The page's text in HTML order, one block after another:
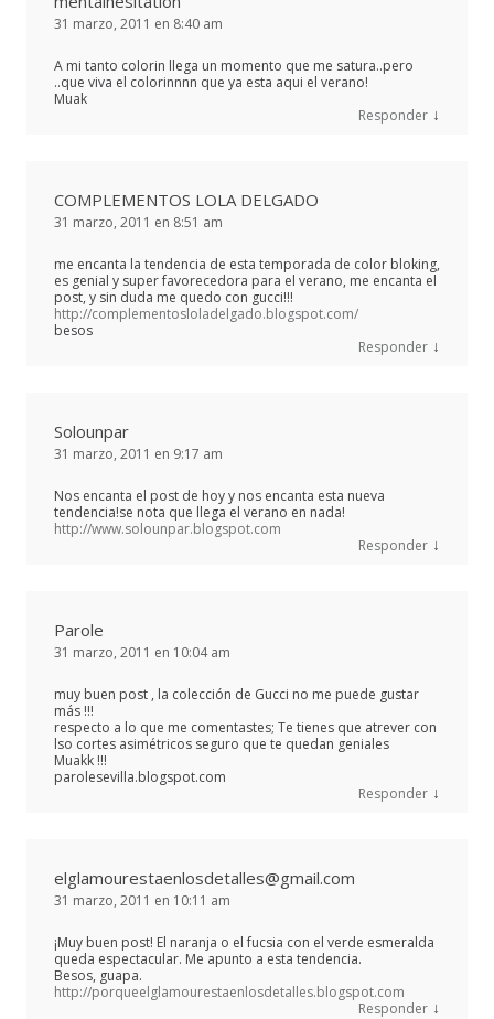
31 marzo, 2011 en 8:40 am
A mi tanto colorin llega un momento que me satura..pero
..que viva el colorinnnn que ya esta aqui el verano!
Muak
Responder ↓
COMPLEMENTOS LOLA DELGADO
31 marzo, 2011 en 8:51 am
me encanta la tendencia de esta temporada de color bloking,
es genial y super favorecedora para el verano, me encanta el
post, y sin duda me quedo con gucci!!!
http://complementosloladelgado.blogspot.com/
besos
Responder ↓
Solounpar
31 marzo, 2011 en 9:17 am
Nos encanta el post de hoy y nos encanta esta nueva
tendencia!se nota que llega el verano en nada!
http://www.solounpar.blogspot.com
Responder ↓
Parole
31 marzo, 2011 en 10:04 am
muy buen post , la colección de Gucci no me puede gustar
más !!!
respecto a lo que me comentastes; Te tienes que atrever con
lso cortes asimétricos seguro que te quedan geniales
Muakk !!!
parolesevilla.blogspot.com
Responder ↓
elglamourestaenlosdetalles@gmail.com
31 marzo, 2011 en 10:11 am
¡Muy buen post! El naranja o el fucsia con el verde esmeralda
queda espectacular. Me apunto a esta tendencia.
Besos, guapa.
http://porqueelglamourestaenlosdetalles.blogspot.com
Responder ↓